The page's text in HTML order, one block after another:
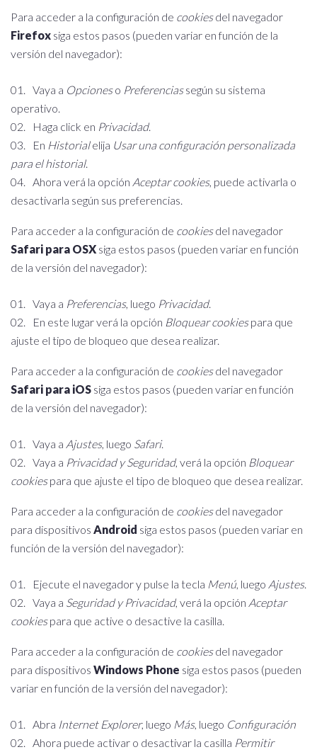
Para acceder a la configuración de cookiesdel navegador
Firefox siga estos pasos (pueden variar en función de la
versión del navegador):
Vaya a Opcioneso Preferenciassegún su sistema
operativo.
Haga click en Privacidad.
En Historialelija Usar una configuración personalizada
para el historial.
Ahora verá la opción Aceptar cookies, puede activarla o
desactivarla según sus preferencias.
Para acceder a la configuración de cookiesdel navegador
Safari para OSX siga estos pasos (pueden variar en función
de la versión del navegador):
Vaya a Preferencias, luego Privacidad.
En este lugar verá la opción Bloquear cookiespara que
ajuste el tipo de bloqueo que desea realizar.
Para acceder a la configuración de cookiesdel navegador
Safari para iOS siga estos pasos (pueden variar en función
de la versión del navegador):
Vaya a Ajustes, luego Safari.
Vaya a Privacidad y Seguridad, verá la opción Bloquear
cookiespara que ajuste el tipo de bloqueo que desea realizar.
Para acceder a la configuración de cookiesdel navegador
para dispositivos Android siga estos pasos (pueden variar en
función de la versión del navegador):
Ejecute el navegador y pulse la tecla Menú, luego Ajustes.
Vaya a Seguridad y Privacidad, verá la opción Aceptar
cookiespara que active o desactive la casilla.
Para acceder a la configuración de cookiesdel navegador
para dispositivos Windows Phone siga estos pasos (pueden
variar en función de la versión del navegador):
Abra Internet Explorer, luego Más, luego Configuración
Ahora puede activar o desactivar la casilla Permitir